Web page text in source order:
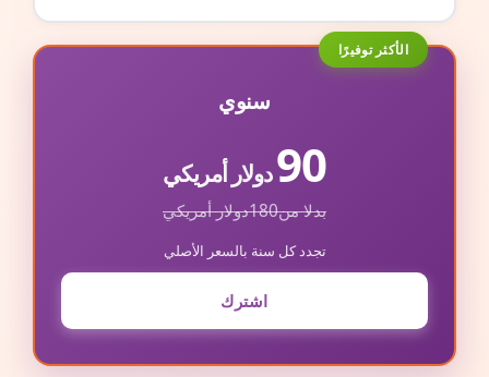
الأكثر توفيرًا
سنوي
90دولار أمريكي
بدلا من180دولار أمريكي
تجدد كل سنة بالسعر الأصلي
اشترك